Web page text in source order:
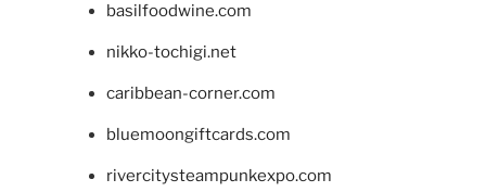
basilfoodwine.com
nikko-tochigi.net
caribbean-corner.com
bluemoongiftcards.com
rivercitysteampunkexpo.com